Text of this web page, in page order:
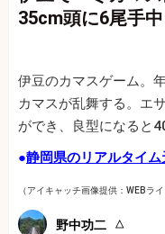
35cm頭に6尾手中
伊豆のカマスゲーム。
カマスが乱舞する。エ
ができ、良型になると
●静岡県のリアルタイ
（アイキャッチ画像提供：WEBラ
野中功二